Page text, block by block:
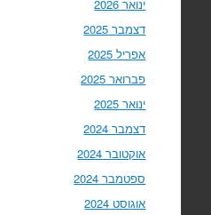
ינואר 2026
דצמבר 2025
אפריל 2025
פברואר 2025
ינואר 2025
דצמבר 2024
אוקטובר 2024
ספטמבר 2024
אוגוסט 2024